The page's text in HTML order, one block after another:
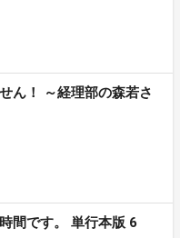
ん！ ～経理部の森若さ
間です。 単行本版 6